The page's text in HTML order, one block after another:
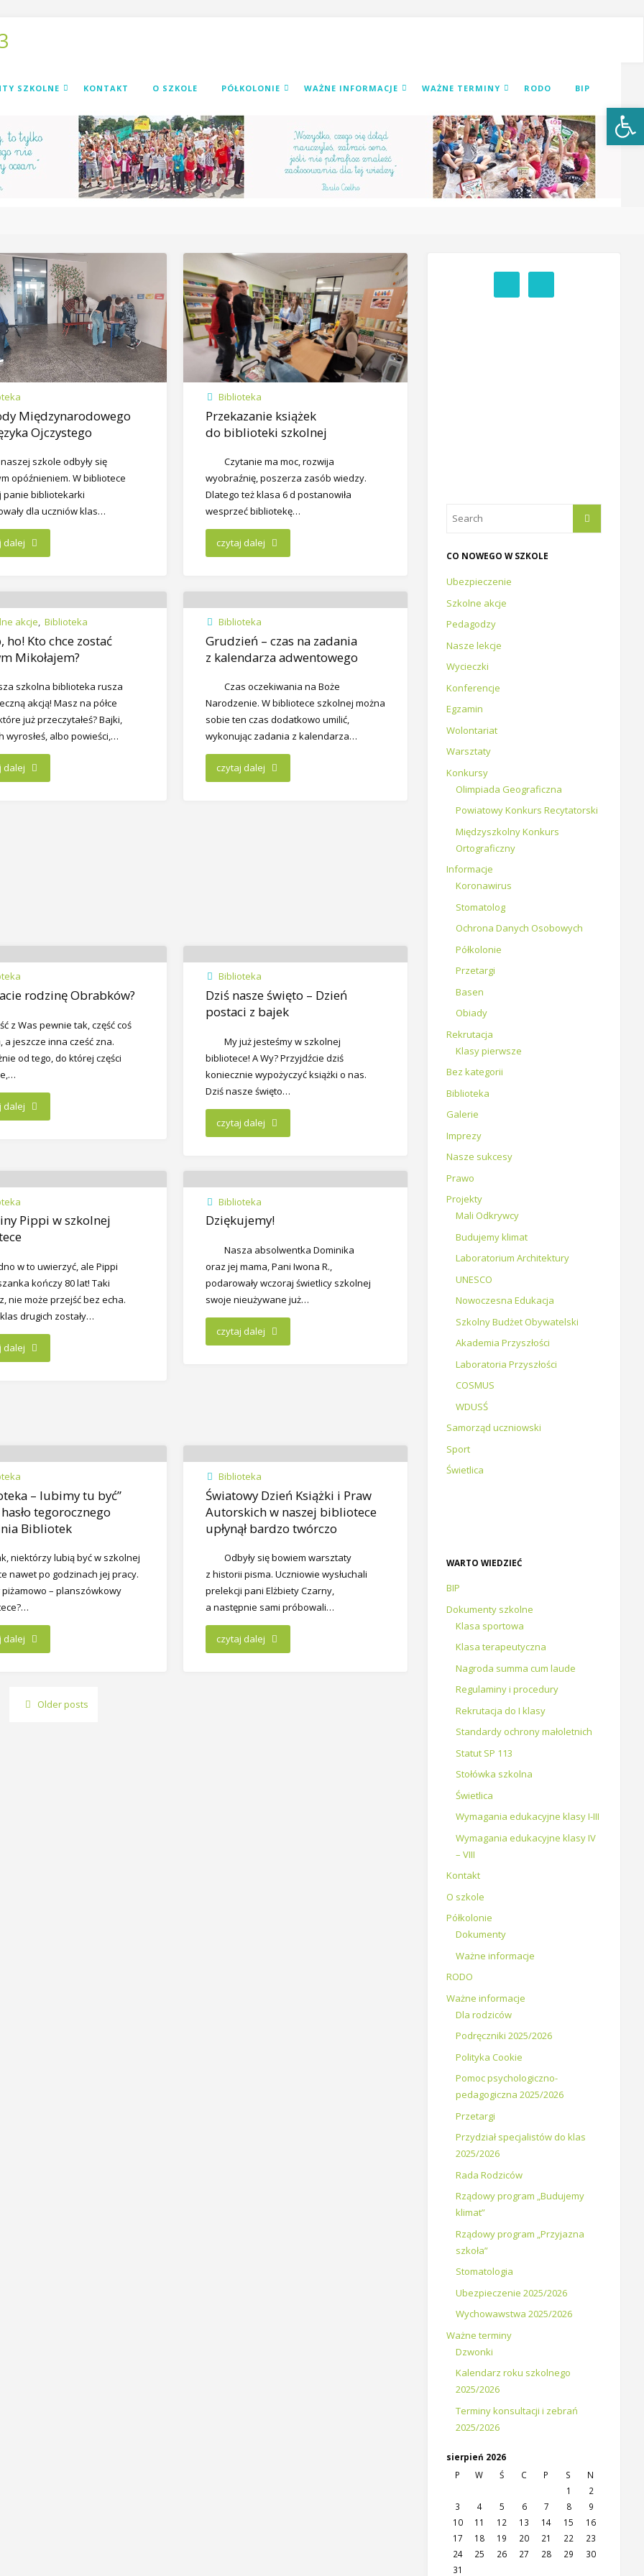
SZKOLNE KONTAKT O SZKOLE PÓŁKOLONIE WAŻNE INFORMACJE WAŻNE TERMINY RODO BIP
Międzynarodowego
Ojczystego
szkole odbyły się
opóźnieniem. W bibliotece
panie bibliotekarki
dla uczniów klas…
dalej
Biblioteka
Przekazanie książek
do biblioteki szkolnej
Czytanie ma moc, rozwija
wyobraźnię, poszerza zasób wiedzy.
Dlatego też klasa 6 d postanowiła
wesprzeć bibliotekę…
czytaj dalej
akcje, Biblioteka
ho! Kto chce zostać
Mikołajem?
szkolna biblioteka rusza
akcją! Masz na półce
już przeczytałeś? Bajki,
wyrosłeś, albo powieści,…
dalej
Biblioteka
Grudzień – czas na zadania
z kalendarza adwentowego
Czas oczekiwania na Boże
Narodzenie. W bibliotece szkolnej można
sobie ten czas dodatkowo umilić,
wykonując zadania z kalendarza…
czytaj dalej
rodzinę Obrabków?
z Was pewnie tak, część coś
a jeszcze inna cześć zna.
od tego, do której części
dalej
Biblioteka
Dziś nasze święto – Dzień
postaci z bajek
My już jesteśmy w szkolnej
bibliotece! A Wy? Przyjdźcie dziś
koniecznie wypożyczyć książki o nas.
Dziś nasze święto…
czytaj dalej
Pippi w szkolnej
w to uwierzyć, ale Pippi
kończy 80 lat! Taki
nie może przejść bez echa.
drugich zostały…
dalej
Biblioteka
Dziękujemy!
Nasza absolwentka Dominika
oraz jej mama, Pani Iwona R.,
podarowały wczoraj świetlicy szkolnej
swoje nieużywane już…
czytaj dalej
– lubimy tu być”
tegorocznego
Bibliotek
niektórzy lubią być w szkolnej
nawet po godzinach jej pracy.
piżamowo – planszówkowy
dalej
Biblioteka
Światowy Dzień Książki i Praw
Autorskich w naszej bibliotece
upłynął bardzo twórczo
Odbyły się bowiem warsztaty
z historii pisma. Uczniowie wysłuchali
prelekcji pani Elżbiety Czarny,
a następnie sami próbowali…
czytaj dalej
Older posts
CO NOWEGO W SZKOLE
Ubezpieczenie
Szkolne akcje
Pedagodzy
Nasze lekcje
Wycieczki
Konferencje
Egzamin
Wolontariat
Warsztaty
Konkursy
Olimpiada Geograficzna
Powiatowy Konkurs Recytatorski
Międzyszkolny Konkurs
Ortograficzny
Informacje
Koronawirus
Stomatolog
Ochrona Danych Osobowych
Półkolonie
Przetargi
Basen
Obiady
Rekrutacja
Klasy pierwsze
Bez kategorii
Biblioteka
Galerie
Imprezy
Nasze sukcesy
Prawo
Projekty
Mali Odkrywcy
Budujemy klimat
Laboratorium Architektury
UNESCO
Nowoczesna Edukacja
Szkolny Budżet Obywatelski
Akademia Przyszłości
Laboratoria Przyszłości
COSMUS
WDUSŚ
Samorząd uczniowski
Sport
Świetlica
WARTO WIEDZIEĆ
BIP
Dokumenty szkolne
Klasa sportowa
Klasa terapeutyczna
Nagroda summa cum laude
Regulaminy i procedury
Rekrutacja do I klasy
Standardy ochrony małoletnich
Statut SP 113
Stołówka szkolna
Świetlica
Wymagania edukacyjne klasy I-III
Wymagania edukacyjne klasy IV
– VIII
Kontakt
O szkole
Półkolonie
Dokumenty
Ważne informacje
RODO
Ważne informacje
Dla rodziców
Podręczniki 2025/2026
Polityka Cookie
Pomoc psychologiczno-
pedagogiczna 2025/2026
Przetargi
Przydział specjalistów do klas
2025/2026
Rada Rodziców
Rządowy program „Budujemy
klimat”
Rządowy program „Przyjazna
szkoła”
Stomatologia
Ubezpieczenie 2025/2026
Wychowawstwa 2025/2026
Ważne terminy
Dzwonki
Kalendarz roku szkolnego
2025/2026
Terminy konsultacji i zebrań
2025/2026
sierpień 2026
P
W Ś C P S
N
1
2
3
4 5 6 7 8
9
10
11 12 13 14 15
16
17
18 19 20 21 22
23
24
25 26 27 28 29
30
31